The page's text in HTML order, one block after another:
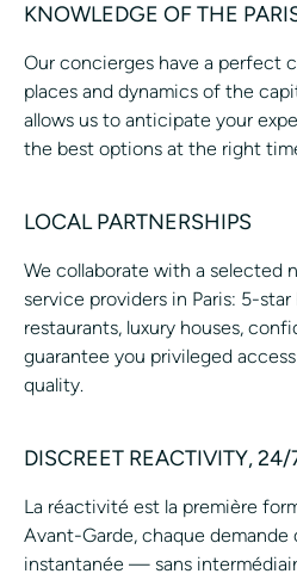
KNOWLEDGE OF THE
Our concierges have a perfect
places and dynamics of the
allows us to anticipate your
the best options at the right
LOCAL PARTNERSHIPS
We collaborate with a selected
service providers in Paris: 5-
restaurants, luxury houses,
guarantee you privileged
quality.
DISCREET REACTIVITY, 24/
La réactivité est la première
Avant-Garde, chaque
instantanée — sans